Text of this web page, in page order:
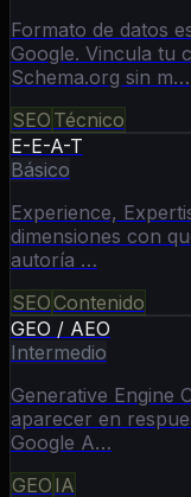
Formato de datos
Google. Vincula tu
Schema.org sin m…
SEO Técnico
E-E-A-T
Básico
Experience,
dimensiones con
autoría …
SEO Contenido
GEO / AEO
Intermedio
Generative Engine
aparecer en
Google A…
GEO IA